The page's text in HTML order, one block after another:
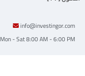
info@investingor.com
Mon - Sat 8:00 AM - 6:00 PM